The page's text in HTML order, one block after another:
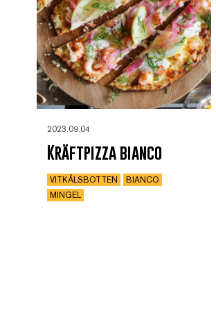
2023.09.04
Kräftpizza bianco
VITKÅLSBOTTEN
BIANCO
MINGEL